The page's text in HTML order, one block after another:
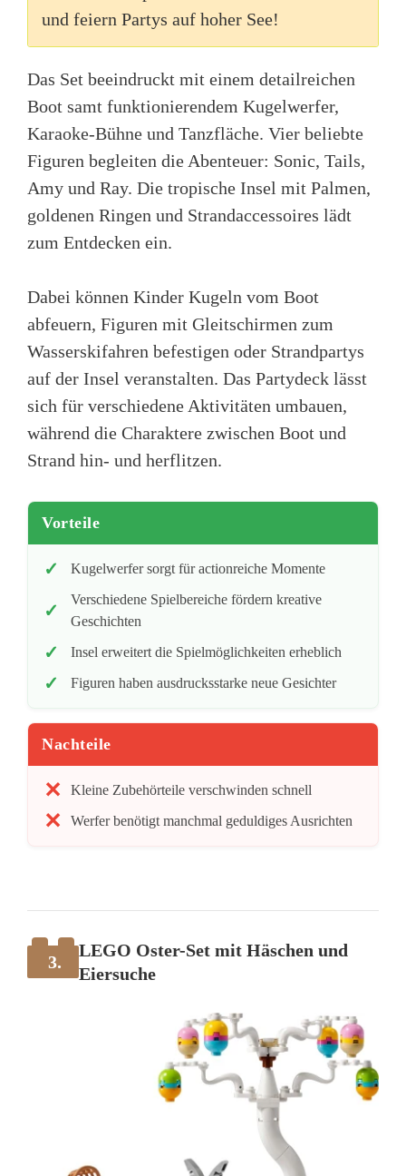
und feiern Partys auf hoher See!
Das Set beeindruckt mit einem detailreichen
Boot samt funktionierendem Kugelwerfer,
Karaoke-Bühne und Tanzfläche. Vier beliebte
Figuren begleiten die Abenteuer: Sonic, Tails,
Amy und Ray. Die tropische Insel mit Palmen,
goldenen Ringen und Strandaccessoires lädt
zum Entdecken ein.
Dabei können Kinder Kugeln vom Boot
abfeuern, Figuren mit Gleitschirmen zum
Wasserskifahren befestigen oder Strandpartys
auf der Insel veranstalten. Das Partydeck lässt
sich für verschiedene Aktivitäten umbauen,
während die Charaktere zwischen Boot und
Strand hin- und herflitzen.
Vorteile
Kugelwerfer sorgt für actionreiche Momente
Verschiedene Spielbereiche fördern kreative
Geschichten
Insel erweitert die Spielmöglichkeiten erheblich
Figuren haben ausdrucksstarke neue Gesichter
Nachteile
Kleine Zubehörteile verschwinden schnell
Werfer benötigt manchmal geduldiges Ausrichten
3.
LEGO Oster-Set mit Häschen und
Eiersuche